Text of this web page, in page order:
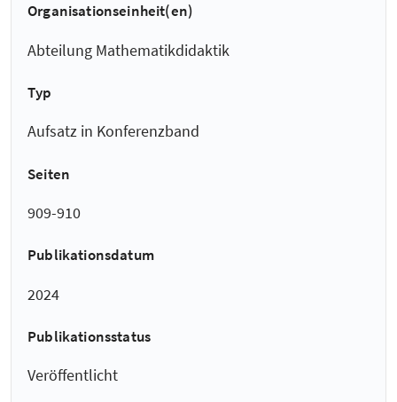
Organisationseinheit(en)
Abteilung Mathematikdidaktik
Typ
Aufsatz in Konferenzband
Seiten
909-910
Publikationsdatum
2024
Publikationsstatus
Veröffentlicht